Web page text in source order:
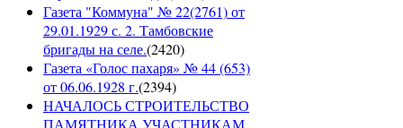
Газета "Коммуна" № 22(2761) от
29.01.1929 с. 2. Тамбовские
бригады на селе.(2420)
Газета «Голос пахаря» № 44 (653)
от 06.06.1928 г.(2394)
НАЧАЛОСЬ СТРОИТЕЛЬСТВО